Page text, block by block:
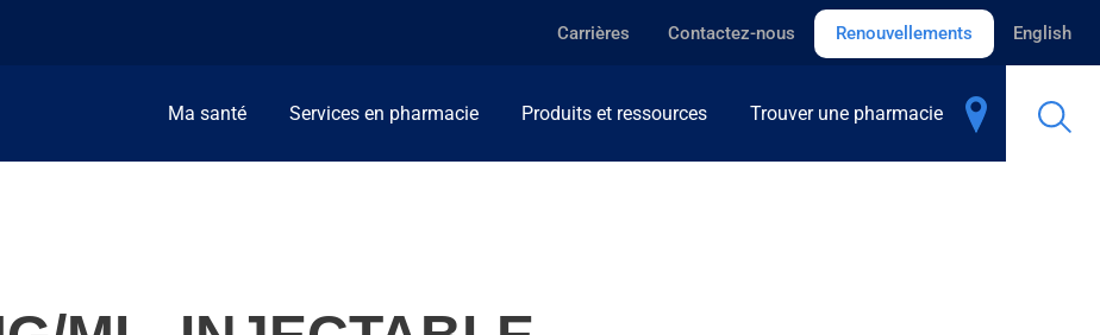
Carrières Contactez-nous Renouvellements English
Ma santé Services en pharmacie Produits et ressources Trouver une pharmacie